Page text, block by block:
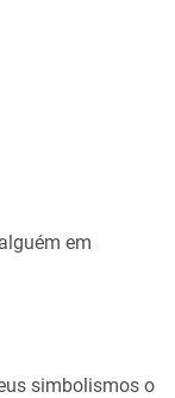
em
simbolismos o